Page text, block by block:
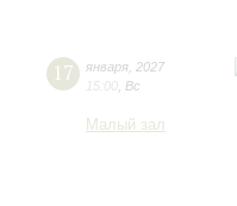
17 января 2027
15:00 Вс
Малый зал